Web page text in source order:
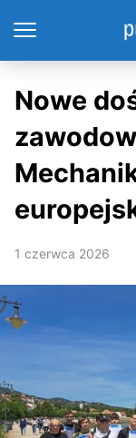
Nowe
1 czerwca 2026